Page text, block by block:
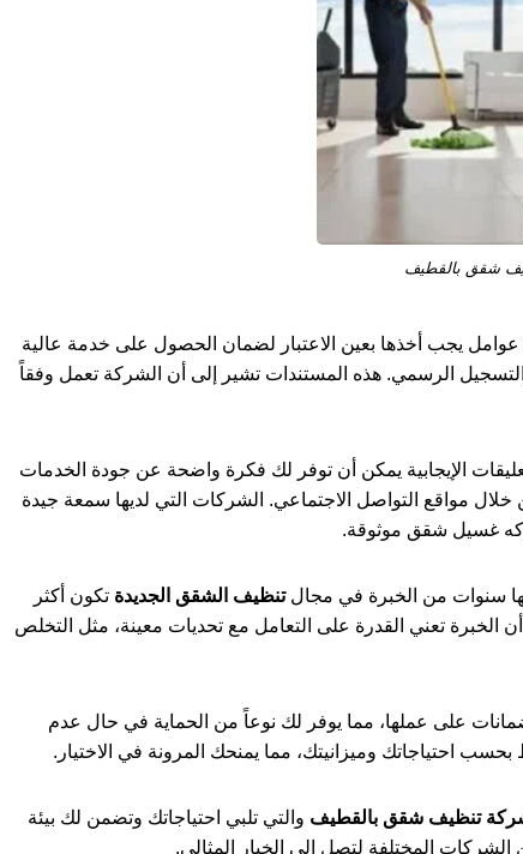
شقق بالقطيف
عوامل يجب أخذها بعين الاعتبار لضمان الحصول على خدمة عالية
الرسمي. هذه المستندات تشير إلى أن الشركة تعمل وفقاً
الإيجابية يمكن أن توفر لك فكرة واضحة عن جودة الخدمات
مواقع التواصل الاجتماعي. الشركات التي لديها سمعة جيدة
غسيل شقق موثوقة.
سنوات من الخبرة في مجالتنظيف الشقق الجديدة تكون أكثر
الخبرة تعني القدرة على التعامل مع تحديات معينة، مثل التخلص
على عملها، مما يوفر لك نوعاً من الحماية في حال عدم
احتياجاتك وميزانيتك، مما يمنحك المرونة في الاختيار.
تنظيف شقق بالقطيف والتي تلبي احتياجاتك وتضمن لك بيئة
المختلفة لتصل إلى الخيار المثالي.